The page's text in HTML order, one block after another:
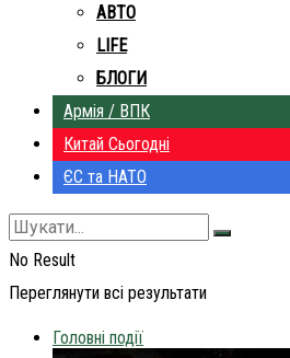
АВТО
LIFE
БЛОГИ
Армія / ВПК
Китай Сьогодні
ЄС та НАТО
No Result
Переглянути всі результати
Головні події